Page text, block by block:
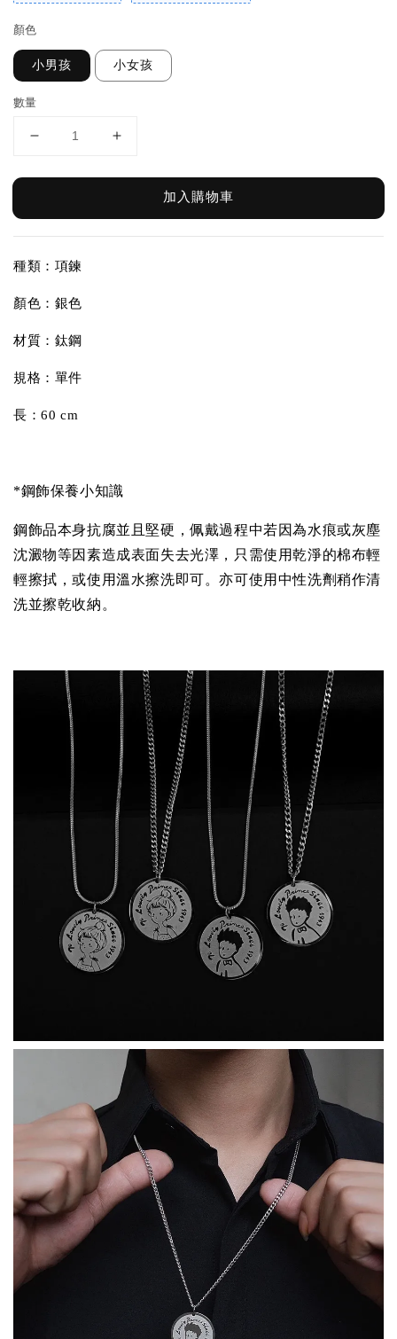
顏色
小男孩 小女孩
數量
加入購物車
種類：項鍊
顏色：銀色
材質：鈦鋼
規格：單件
長：60 cm
*鋼飾保養小知識
鋼飾品本身抗腐並且堅硬，佩戴過程中若因為水痕或灰塵
沈澱物等因素造成表面失去光澤，只需使用乾淨的棉布輕
輕擦拭，或使用溫水擦洗即可。亦可使用中性洗劑稍作清
洗並擦乾收納。